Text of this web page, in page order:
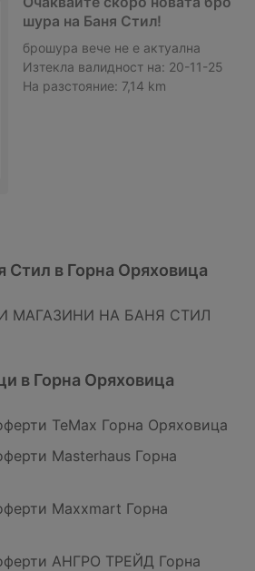
шура на Баня Стил!
брошура вече не е актуална
Изтекла валидност на: 20-11-25
На разстояние: 7,14 km
Стил в Горна Оряховица
МАГАЗИНИ НА БАНЯ СТИЛ
в Горна Оряховица
TeMax Горна Оряховица
Masterhaus Горна
Maxxmart Горна
АНГРО ТРЕЙД Горна